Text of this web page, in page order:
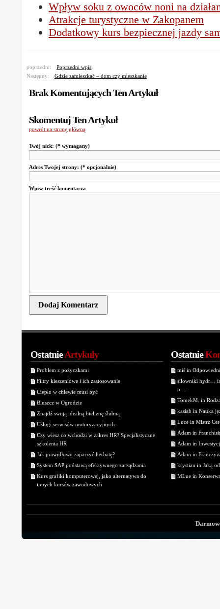
Wpływ soku z owoców noni na
Atrakcje turystyczne w Zakopanem
Dodatkowy kurs bezpiecznej jazdy
poprzedni:
Poprzedni wpis
Następny:
Gdzie zamieszkać – dom czy mieszkanie
Brak Komentujących Ten Artykuł
Skomentuj Ten Artykuł
powrót na stronę główną
Twój nick: (* wymagany)
Adres Twojej strony: (* opcjonalnie)
Wpisz treść komentarza
OstatnieArtykuły
Problem z pożyczkami
Filtry kieszeniowe i ich zastosowanie
Ciepło w chlewie musi być
Bluszcz w Ogrodzie
Znajdź swoją idealną bieliznę ślubną
Usługi serwisów motoryzacyjnych
Czy wiesz co wchodzi w zakres HR? Specjalistyczne
szkolenia HR
Jak prawidłowo zaparzyć herbatę?
System SAP podstawą efektywnego zarządzania
Kurs grafiki komputerowej, jako alternatywa do
innych kursów zawodowych
Ostatnie
miś in
siłowniki hydr…
p…
TomekM. in
kasiab in Nauka
Luce in Mistrz
Adam in
Adam in
Adam in
krystian in Jaką
MLue in